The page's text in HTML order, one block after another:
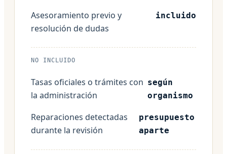
Asesoramiento previo y
resolución de dudas
incluido
NO INCLUIDO
Tasas oficiales o trámites con
la administración
según
organismo
Reparaciones detectadas
durante la revisión
presupuesto
aparte